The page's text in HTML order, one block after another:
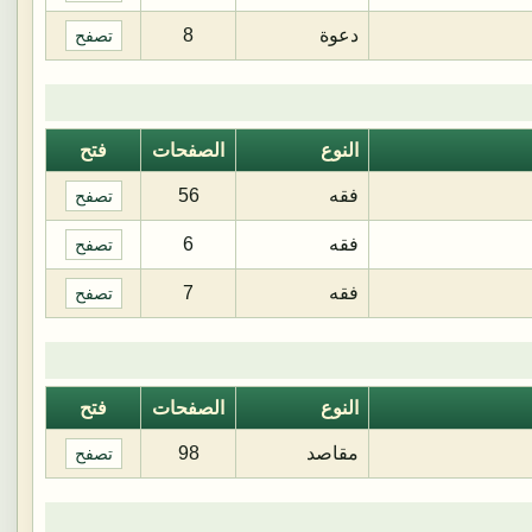
دعوة 8 تصفح
النوع الصفحات فتح
فقه 56 تصفح
فقه 6 تصفح
فقه 7 تصفح
النوع الصفحات فتح
مقاصد 98 تصفح